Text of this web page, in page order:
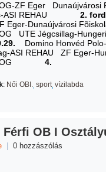
-ZF Eger
Dunaújvárosi
-ASI REHAU
2.
Eger-Dunaújvárosi
UTE Jégcsillag-
Domino Honvéd Polo-
-ASI REHAU ZF Eger-
4.
Női OBI. sport vízilabda
Férfi OB I
0 hozzászólás